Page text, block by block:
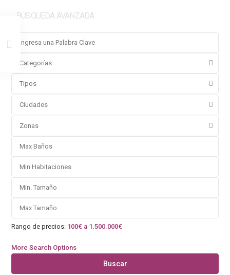
BÚSQUEDA AVANZADA
Categorías
Tipos
Ciudades
Zonas
Rango de precios: 100€ a 1.500.000€
More Search Options
Buscar